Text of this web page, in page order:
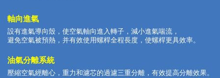
軸向進氣
設有進氣導向殼，使空氣軸向進入轉子，減小進氣喘流，
避免空氣被預熱，并有效使用螺桿全程長度，使螺桿更具效率。
油氣分離系統
壓縮空氣經離心，重力和濾芯的過濾三重分離，有效提高分離效果。